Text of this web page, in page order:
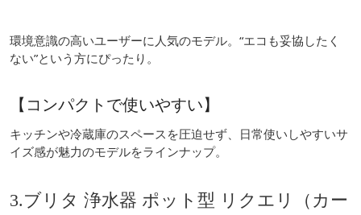
環境意識の高いユーザーに人気のモデル。“エコも妥協したく
ない”という方にぴったり。
【コンパクトで使いやすい】
キッチンや冷蔵庫のスペースを圧迫せず、日常使いしやすいサ
イズ感が魅力のモデルをラインナップ。
3.ブリタ 浄水器 ポット型 リクエリ（カー